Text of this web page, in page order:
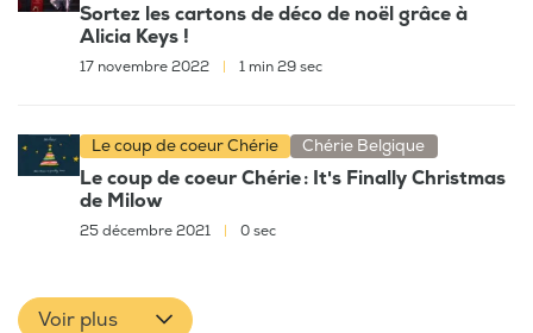
Sortez les cartons de déco de noël grâce à
Alicia Keys !
17 novembre 2022 1 min 29 sec
Le coup de coeur Chérie Chérie Belgique
Le coup de coeur Chérie : It's Finally Christmas
de Milow
25 décembre 2021 | 0 sec
Voir plus